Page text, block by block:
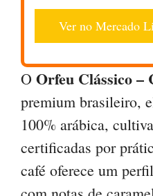
Ver no Mercado
O Orfeu Clássico –
premium brasileiro,
100% arábica,
certificadas por
café oferece um